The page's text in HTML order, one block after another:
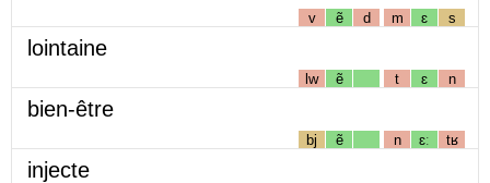
v ẽ d m ɛ s
lointaine
lw ẽ t ɛ n
bien-être
bj ẽ n ɛː tʁ
injecte